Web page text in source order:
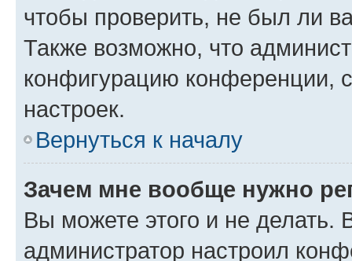
чтобы проверить, не был ли
Также возможно, что
конфигурацию конференции,
настроек.
Вернуться к началу
Зачем мне вообще нужно
Вы можете этого и не делать.
администратор настроил